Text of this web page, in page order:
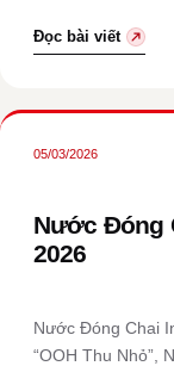
Đọc bài viết
05/03/2026
Nước Đóng
2026
Nước Đóng Chai
“OOH Thu Nhỏ”,